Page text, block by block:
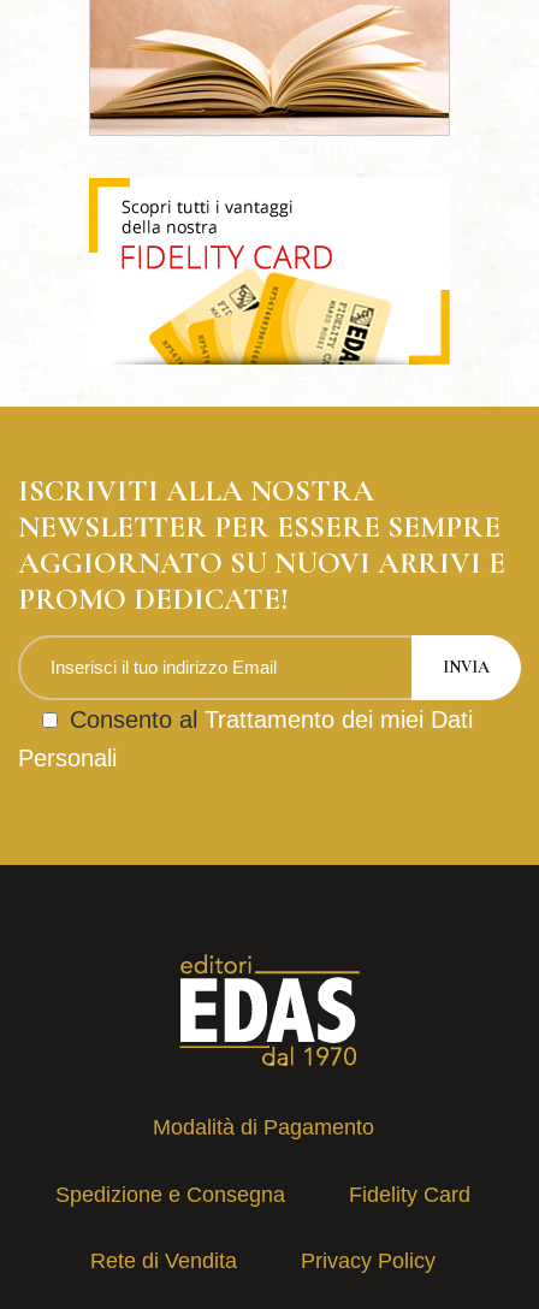
ISCRIVITI ALLA NOSTRA
NEWSLETTER PER ESSERE SEMPRE
AGGIORNATO SU NUOVI ARRIVI E
PROMO DEDICATE!
Consento al Trattamento dei miei Dati
Personali
Modalità di Pagamento
Spedizione e Consegna Fidelity Card
Rete di Vendita Privacy Policy